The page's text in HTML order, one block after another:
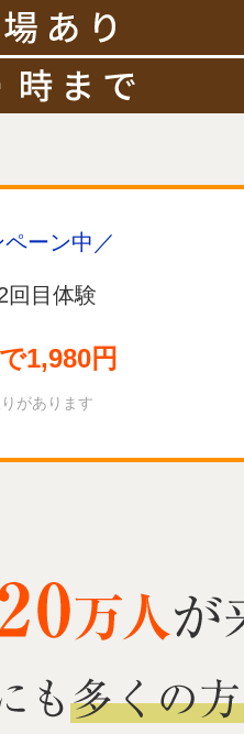
ーン中／
回目体験
1,980円
があります